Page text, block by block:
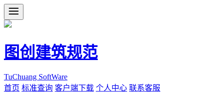
图创建筑规范
TuChuang SoftWare
首页 标准查询 客户端下载 个人中心 联系客服